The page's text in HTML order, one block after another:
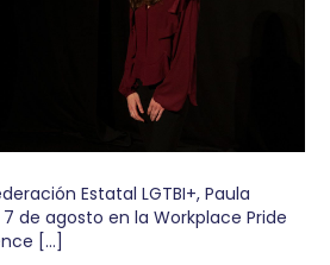
Estatal LGTBI+, Paula
de agosto en la Workplace Pride
[…]